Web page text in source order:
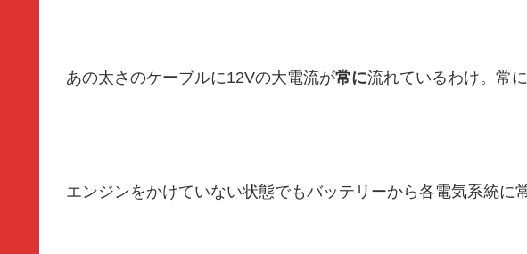
あの太さのケーブルに12Vの大電流が常に流れているわけ。常に
エンジンをかけていない状態でもバッテリーから各電気系統に